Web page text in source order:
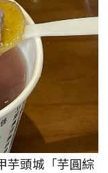
芋頭城「芋圓綜